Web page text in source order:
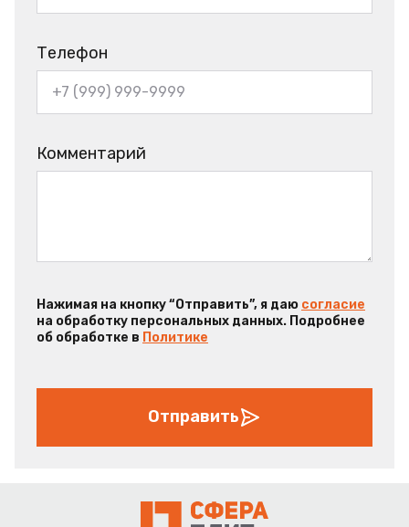
Телефон
Комментарий
Нажимая на кнопку “Отправить”, я даю согласие
на обработку персональных данных. Подробнее
об обработке в Политике
Отправить